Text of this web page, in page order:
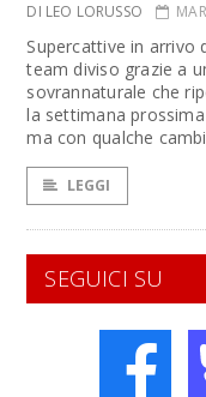
DI LEO LORUSSO
Supercattive in arrivo
team diviso grazie a
sovrannaturale che
la settimana
ma con qualche
LEGGI
SEGUICI SU